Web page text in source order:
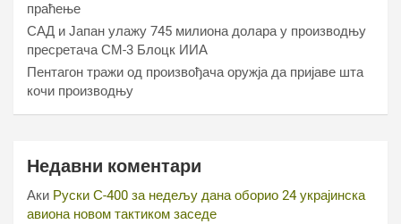
праћење
САД и Јапан улажу 745 милиона долара у производњу
пресретача СМ-3 Блоцк ИИА
Пентагон тражи од произвођача оружја да пријаве шта
кочи производњу
Недавни коментари
Аки Руски С-400 за недељу дана оборио 24 украјинска
авиона новом тактиком заседе